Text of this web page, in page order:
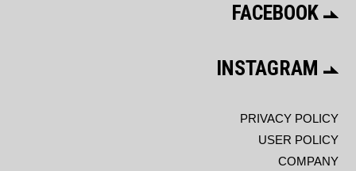
FACEBOOK
INSTAGRAM
PRIVACY POLICY
USER POLICY
COMPANY